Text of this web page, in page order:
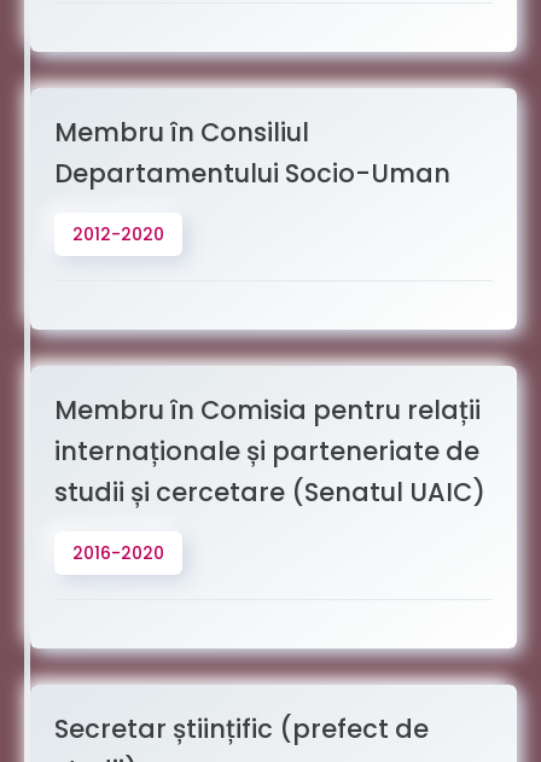
Membru în Consiliul
Departamentului Socio-Uman
2012-2020
Membru în Comisia pentru relații
internaționale și parteneriate de
studii și cercetare (Senatul UAIC)
2016-2020
Secretar științific (prefect de